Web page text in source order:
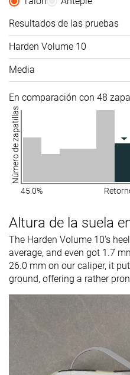
Resultados de las pruebas
Harden Volume 10
Media
En comparación con 48
Número de zapatillas
45.0%
Altura de la suela
The Harden Volume 10's
average, and even got 1.7
26.0 mm on our caliper, it
ground, offering a rather